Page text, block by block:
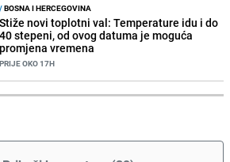
/BOSNA I HERCEGOVINA
Stiže novi toplotni val: Temperature idu i do
40 stepeni, od ovog datuma je moguća
promjena vremena
PRIJE OKO 17H